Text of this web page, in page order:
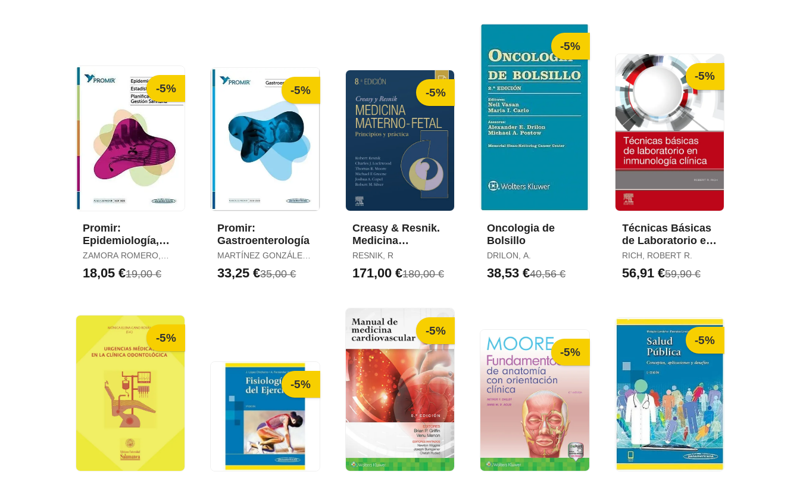
-5%
Promir:
Epidemiología,
Estadística,
Planificación y
Gestión Sanitaria
ZAMORA ROMERO,
JAVIER
19,00 €
18,05 €
-5%
Promir:
Gastroenterología
MARTÍNEZ GONZÁLEZ,
JAVIER / RODRÍGUEZ
GANDÍA, MIGUEL
35,00 €
33,25 €
-5%
Creasy & Resnik.
Medicina
Maternofetal (8ª
Ed. )
RESNIK, R
180,00 €
171,00 €
-5%
Oncologia de
Bolsillo
DRILON, A.
40,56 €
38,53 €
-5%
Técnicas Básicas
de Laboratorio en
Inmunología
Clínica
RICH, ROBERT R.
59,90 €
56,91 €
-5%
-5%
-5%
-5%
-5%